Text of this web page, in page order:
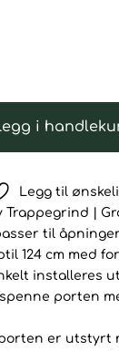
i
Legg til
Trappegrind |
til
124 cm med
installeres
porten
er utstyrt